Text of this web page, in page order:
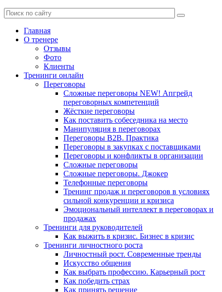
Главная
О тренере
Отзывы
Фото
Клиенты
Тренинги онлайн
Переговоры
Сложные переговоры NEW! Апгрейд
переговорных компетенций
Жёсткие переговоры
Как поставить собеседника на место
Манипуляция в переговорах
Переговоры B2B. Практика
Переговоры в закупках с поставщиками
Переговоры и конфликты в организации
Сложные переговоры
Сложные переговоры. Джокер
Телефонные переговоры
Тренинг продаж и переговоров в условиях
сильной конкуренции и кризиса
Эмоциональный интеллект в переговорах и
продажах
Тренинги для руководителей
Как выжить в кризис. Бизнес в кризис
Тренинги личностного роста
Личностный рост. Современные тренды
Искусство общения
Как выбрать профессию. Карьерный рост
Как победить страх
Как принять решение